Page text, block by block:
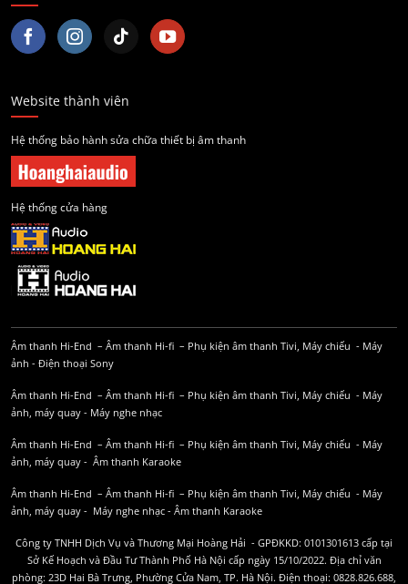
Website thành viên
Hệ thống bảo hành sửa chữa thiết bị âm thanh
Hệ thống cửa hàng
Âm thanh Hi-End – Âm thanh Hi-fi – Phụ kiện âm thanh Tivi, Máy chiếu - Máy
ảnh - Điện thoại Sony
Âm thanh Hi-End – Âm thanh Hi-fi – Phụ kiện âm thanh Tivi, Máy chiếu - Máy
ảnh, máy quay - Máy nghe nhạc
Âm thanh Hi-End – Âm thanh Hi-fi – Phụ kiện âm thanh Tivi, Máy chiếu - Máy
ảnh, máy quay - Âm thanh Karaoke
Âm thanh Hi-End – Âm thanh Hi-fi – Phụ kiện âm thanh Tivi, Máy chiếu - Máy
ảnh, máy quay - Máy nghe nhạc - Âm thanh Karaoke
Công ty TNHH Dịch Vụ và Thương Mại Hoàng Hải - GPĐKKD: 0101301613 cấp tại
Sở Kế Hoạch và Đầu Tư Thành Phố Hà Nội cấp ngày 15/10/2022. Địa chỉ văn
phòng: 23D Hai Bà Trưng, Phường Cửa Nam, TP. Hà Nội. Điện thoại: 0828.826.688,